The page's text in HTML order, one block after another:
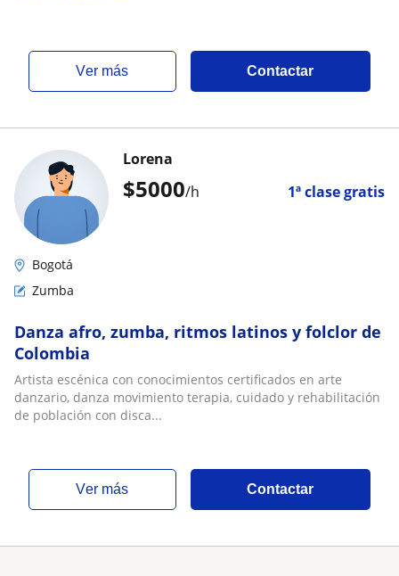
ver más Contactar
$5000/h 1ª clase gratis
Lorena
Bogotá
Zumba
Danza afro, zumba, ritmos latinos y folclor de
Colombia
Artista escénica con conocimientos certificados en arte
danzario, danza movimiento terapia, cuidado y rehabilitación
de población con disca...
ver más Contactar